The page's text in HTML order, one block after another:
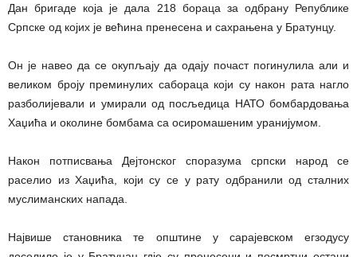
Дан бригаде која је дала 218 бораца за одбрану Републике
Српске од којих је већина пренесена и сахрањена у Братунцу.
Он је навео да се окупљају да одају почаст погинулила али и
великом броју преминулих сабораца који су након рата нагло
разболијевали и умирали од посљедица НАТО бомбардовања
Хаџића и околине бомбама са осиромашеним уранијумом.
Након потписвања Дејтонског споразума српски народ се
раселио из Хаџића, који су се у рату одбранили од сталних
муслиманских напада.
Највише становника те општине у сарајевском егзодусу